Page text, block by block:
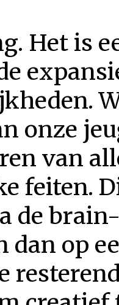
Het is
onze
van
feiten.
de
op